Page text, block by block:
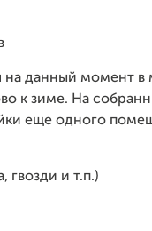
данный момент
к зиме. На
еще одного
гвозди и т.п.)